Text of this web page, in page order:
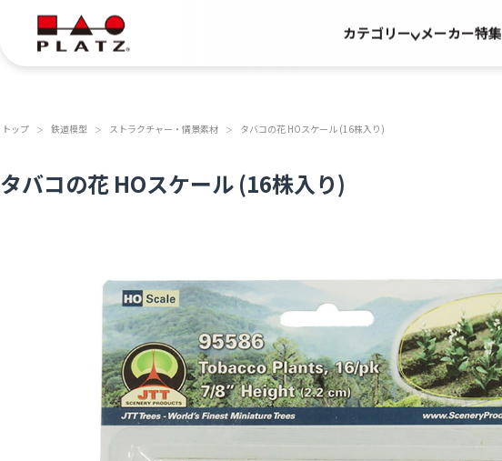
カテゴリー メーカー特集
トップ ＞ 鉄道模型 ＞ ストラクチャー・情景素材 ＞ タバコの花 HOスケール (16株入り)
タバコの花 HOスケール (16株入り)